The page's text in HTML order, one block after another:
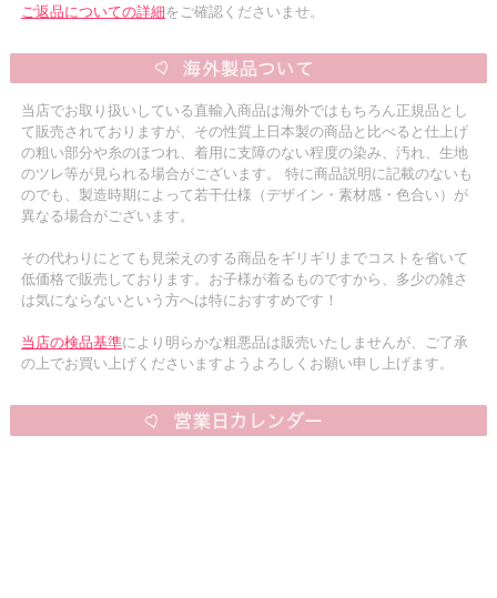
ご返品についての詳細をご確認くださいませ。
当店でお取り扱いしている直輸入商品は海外ではもちろん正規品とし
て販売されておりますが、その性質上日本製の商品と比べると仕上げ
の粗い部分や糸のほつれ、着用に支障のない程度の染み、汚れ、生地
のツレ等が見られる場合がございます。 特に商品説明に記載のないも
のでも、製造時期によって若干仕様（デザイン・素材感・色合い）が
異なる場合がございます。
その代わりにとても見栄えのする商品をギリギリまでコストを省いて
低価格で販売しております。お子様が着るものですから、多少の雑さ
は気にならないという方へは特におすすめです！
当店の検品基準により明らかな粗悪品は販売いたしませんが、ご了承
の上でお買い上げくださいますようよろしくお願い申し上げます。